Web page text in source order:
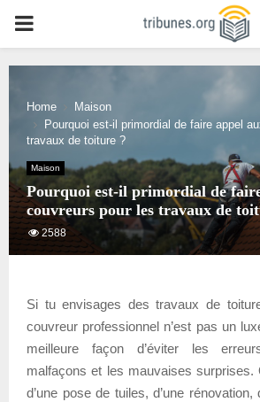
PRIMARY
MENU
Home
Maison
Pourquoi est-il primordial de faire appel
travaux de toiture ?
Maison
Pourquoi est-il primordial de
couvreurs pour les travaux de
2588
Si tu envisages des travaux de
couvreur professionnel n’est pas un
meilleure façon d’éviter les
malfaçons et les mauvaises surprises.
d’une pose de tuiles, d’une rénovation,